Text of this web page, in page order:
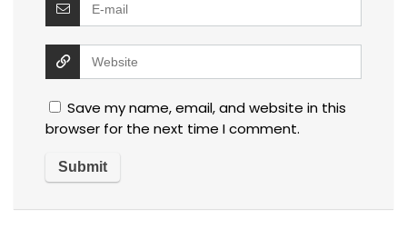
Save my name, email, and website in this
browser for the next time I comment.